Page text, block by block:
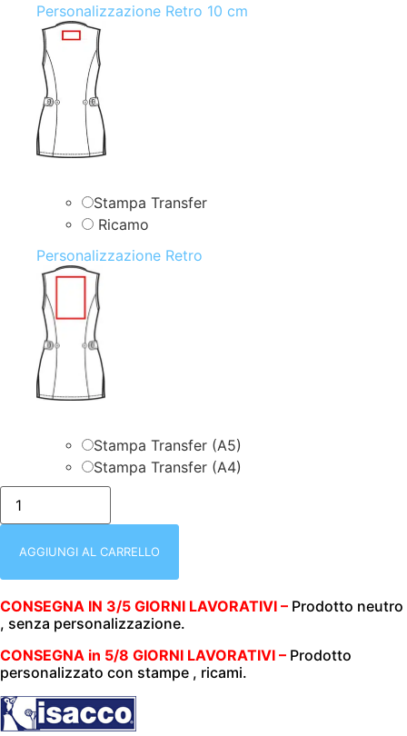
Personalizzazione Retro 10 cm
Stampa Transfer
Ricamo
Personalizzazione Retro
Stampa Transfer (A5)
Stampa Transfer (A4)
isacco-
011200-
CASACCA
BIANCA
CON
BOTTONI
SMANICATA
|
100%
COTONE
|
190gr/m2
AGGIUNGI AL CARRELLO
CONSEGNA IN 3/5 GIORNI LAVORATIVI – Prodotto neutro
, senza personalizzazione.
CONSEGNA in 5/8 GIORNI LAVORATIVI – Prodotto
personalizzato con stampe , ricami.